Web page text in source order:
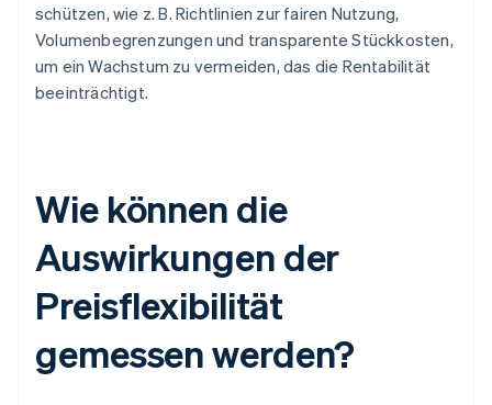
schützen, wie z. B. Richtlinien zur fairen Nutzung,
Volumenbegrenzungen und transparente Stückkosten,
um ein Wachstum zu vermeiden, das die Rentabilität
beeinträchtigt.
Wie können die
Auswirkungen der
Preisflexibilität
gemessen werden?